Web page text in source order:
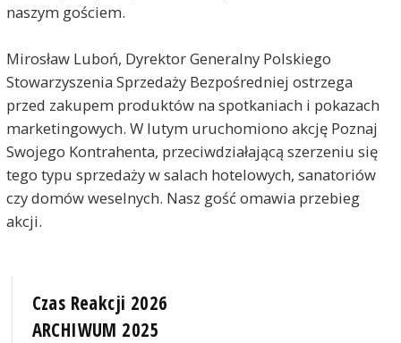
naszym gościem.
Mirosław Luboń, Dyrektor Generalny Polskiego
Stowarzyszenia Sprzedaży Bezpośredniej ostrzega
przed zakupem produktów na spotkaniach i pokazach
marketingowych. W lutym uruchomiono akcję Poznaj
Swojego Kontrahenta, przeciwdziałającą szerzeniu się
tego typu sprzedaży w salach hotelowych, sanatoriów
czy domów weselnych. Nasz gość omawia przebieg
akcji.
Czas Reakcji 2026
ARCHIWUM 2025